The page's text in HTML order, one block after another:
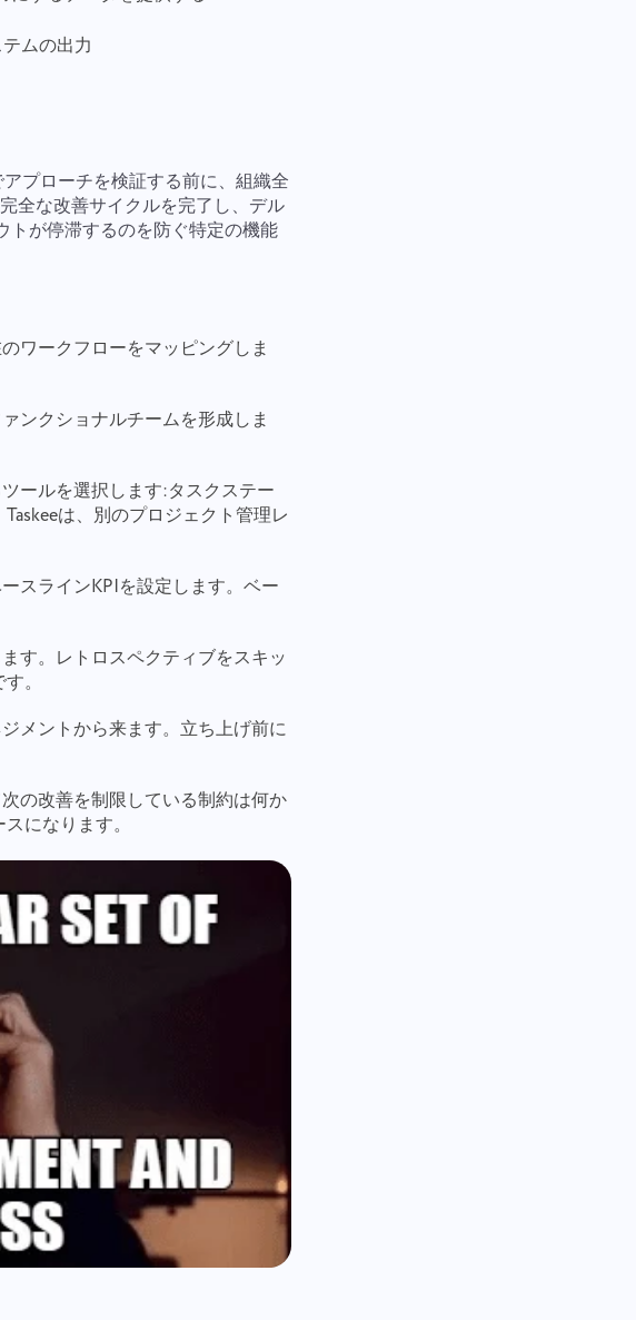
ムの出力
プローチを検証する前に、組織全
全な改善サイクルを完了し、デル
トが停滞するのを防ぐ特定の機能
ワークフローをマッピングしま
ンクショナルチームを形成しま
ールを選択します:タスクステー
は、別のプロジェクト管理レ
スラインKPIを設定します。ベー
す。レトロスペクティブをスキッ
。
メントから来ます。立ち上げ前に
の改善を制限している制約は何か
になります。
す
供する
下のポリシーに
たものとみなさ
関連するファイ
は、ユーザーエ
いサービスを確
ドロップ
sent
りがとう
ます。あなたは
す！
さい
drop
報処理に同意し